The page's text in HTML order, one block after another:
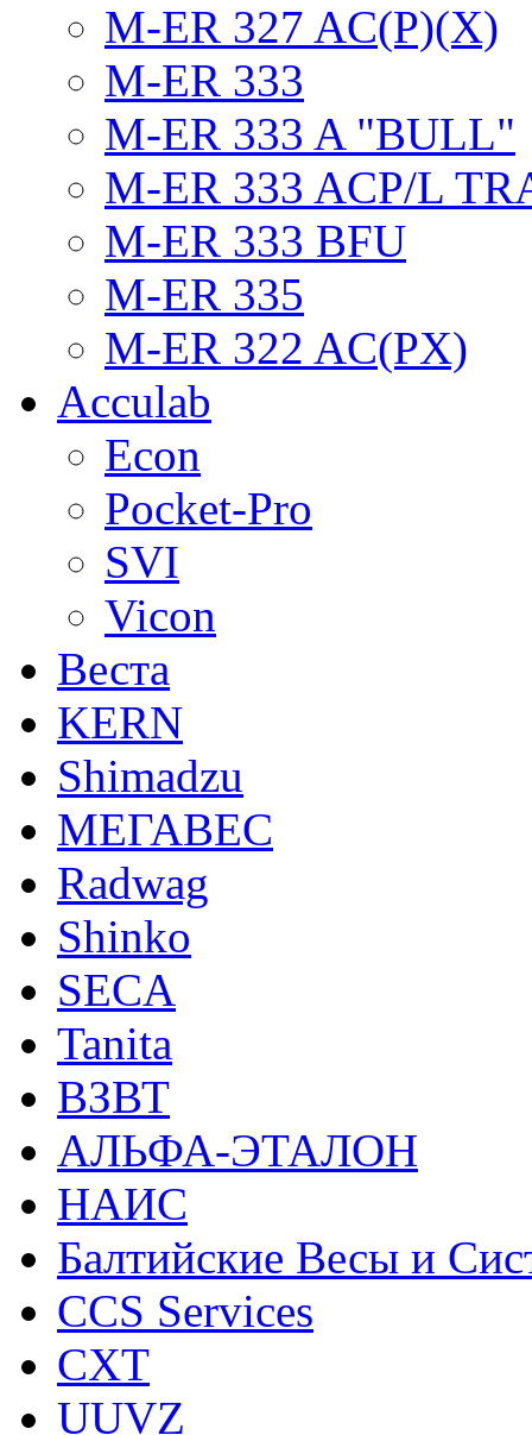
M-ER 327 AC(P)(X)
M-ER 333
M-ER 333 A "BULL"
M-ER 333 ACP/L
M-ER 333 BFU
M-ER 335
M-ER 322 AC(PX)
Acculab
Econ
Pocket-Pro
SVI
Vicon
Веста
KERN
Shimadzu
МЕГАВЕС
Radwag
Shinko
SECA
Tanita
ВЗВТ
АЛЬФА-ЭТАЛОН
НАИС
Балтийские Весы и
CCS Services
CXT
UUVZ